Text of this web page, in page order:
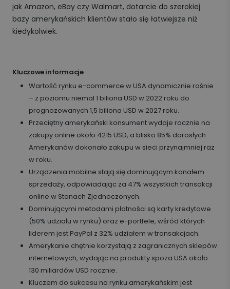
jak Amazon, eBay czy Walmart, dotarcie do szerokiej
bazy amerykańskich klientów stało się łatwiejsze niż
kiedykolwiek.
Kluczowe informacje
Wartość rynku e-commerce w USA dynamicznie rośnie
– z poziomu niemal 1 biliona USD w 2022 roku do
prognozowanych 1,5 biliona USD w 2027 roku.
Przeciętny amerykański konsument wydaje rocznie na
zakupy online około 4215 USD, a blisko 85% dorosłych
Amerykanów dokonało zakupu w sieci przynajmniej raz
w roku.
Urządzenia mobilne stają się dominującym kanałem
sprzedaży, odpowiadając za 47% wszystkich transakcji
online w Stanach Zjednoczonych.
Dominującymi metodami płatności są karty kredytowe
(50% udziału w rynku) oraz e-portfele, wśród których
liderem jest PayPal z 32% udziałem w transakcjach.
Amerykanie chętnie korzystają z zagranicznych sklepów
internetowych, wydając na produkty spoza USA około
130 miliardów USD rocznie.
Kluczem do sukcesu na rynku amerykańskim jest